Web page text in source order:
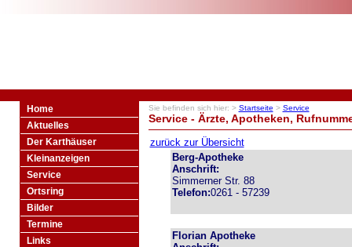
Home
Aktuelles
Der Karthäuser
Kleinanzeigen
Service
Ortsring
Bilder
Termine
Links
Sie befinden sich hier: > Startseite > Service
Service - Ärzte, Apotheken,
zurück zur Übersicht
Berg-Apotheke
Anschrift:
Simmerner Str. 88
Telefon:0261 - 57239
Florian Apotheke